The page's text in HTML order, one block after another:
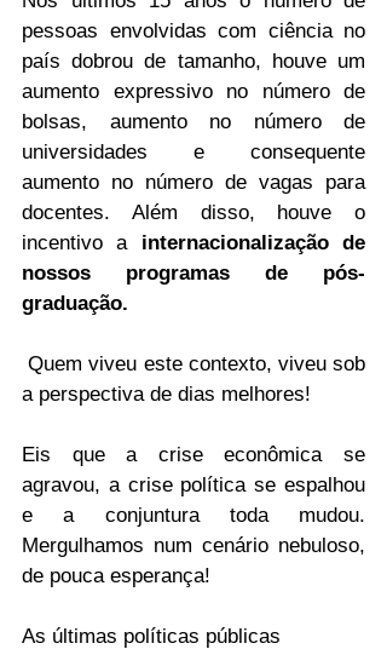
pessoas envolvidas com ciência no
país dobrou de tamanho, houve um
aumento expressivo no número de
bolsas, aumento no número de
universidades e consequente
aumento no número de vagas para
docentes. Além disso, houve o
incentivo a internacionalização de
nossos programas de pós-
graduação.
Quem viveu este contexto, viveu sob
a perspectiva de dias melhores!
Eis que a crise econômica se
agravou, a crise política se espalhou
e a conjuntura toda mudou.
Mergulhamos num cenário nebuloso,
de pouca esperança!
As últimas políticas públicas